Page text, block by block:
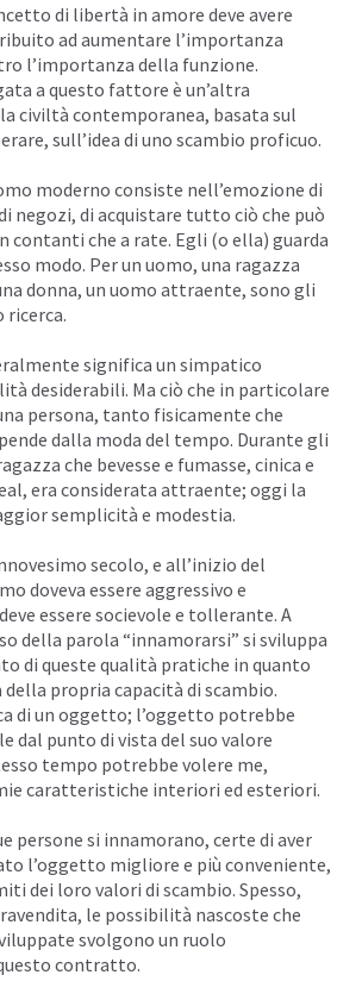
di libertà in amore deve avere
ad aumentare l’importanza
l’importanza della funzione.
a questo fattore è un’altra
civiltà contemporanea, basata sul
, sull’idea di uno scambio proficuo.
moderno consiste nell’emozione di
negozi, di acquistare tutto ciò che può
contanti che a rate. Egli (o ella) guarda
modo. Per un uomo, una ragazza
donna, un uomo attraente, sono gli
significa un simpatico
desiderabili. Ma ciò che in particolare
persona, tanto fisicamente che
dalla moda del tempo. Durante gli
che bevesse e fumasse, cinica e
era considerata attraente; oggi la
semplicità e modestia.
secolo, e all’inizio del
doveva essere aggressivo e
essere socievole e tollerante. A
della parola “innamorarsi” si sviluppa
di queste qualità pratiche in quanto
propria capacità di scambio.
di un oggetto; l’oggetto potrebbe
dal punto di vista del suo valore
tempo potrebbe volere me,
caratteristiche interiori ed esteriori.
persone si innamorano, certe di aver
l’oggetto migliore e più conveniente,
dei loro valori di scambio. Spesso,
le possibilità nascoste che
svolgono un ruolo
contratto.